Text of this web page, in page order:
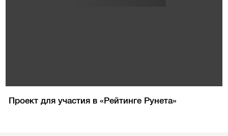
Проект для участия в «Рейтинге Рунета»